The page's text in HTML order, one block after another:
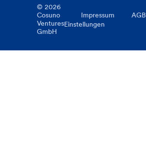
© 2026
Cosuno
Ventures
GmbH
Impressum AGB
Einstellungen